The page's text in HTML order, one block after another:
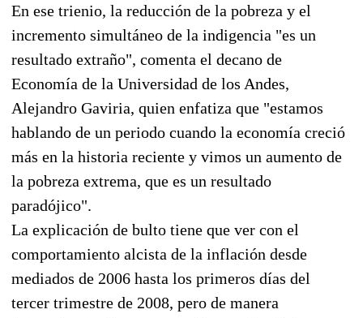
En ese trienio, la reducción de la pobreza y el
incremento simultáneo de la indigencia "es un
resultado extraño", comenta el decano de
Economía de la Universidad de los Andes,
Alejandro Gaviria, quien enfatiza que "estamos
hablando de un periodo cuando la economía creció
más en la historia reciente y vimos un aumento de
la pobreza extrema, que es un resultado
paradójico".
La explicación de bulto tiene que ver con el
comportamiento alcista de la inflación desde
mediados de 2006 hasta los primeros días del
tercer trimestre de 2008, pero de manera